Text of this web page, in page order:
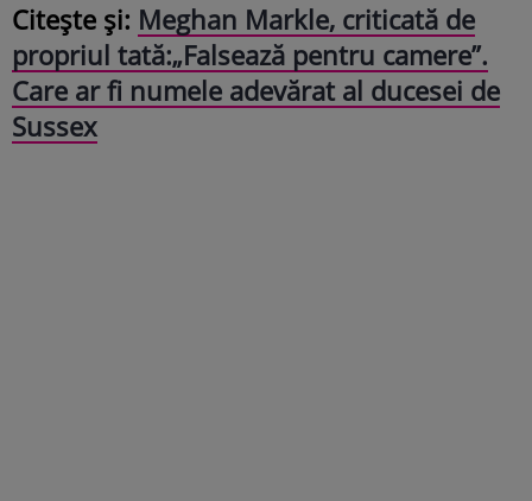
Citește și: Meghan Markle, criticată de
propriul tată:„Falsează pentru camere”.
Care ar fi numele adevărat al ducesei de
Sussex